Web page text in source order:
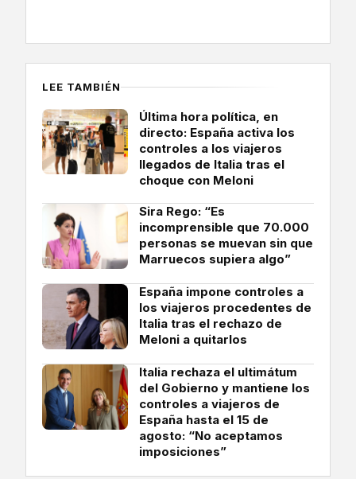
LEE TAMBIÉN
Última hora política, en
directo: España activa los
controles a los viajeros
llegados de Italia tras el
choque con Meloni
Sira Rego: “Es
incomprensible que 70.000
personas se muevan sin que
Marruecos supiera algo”
España impone controles a
los viajeros procedentes de
Italia tras el rechazo de
Meloni a quitarlos
Italia rechaza el ultimátum
del Gobierno y mantiene los
controles a viajeros de
España hasta el 15 de
agosto: “No aceptamos
imposiciones”